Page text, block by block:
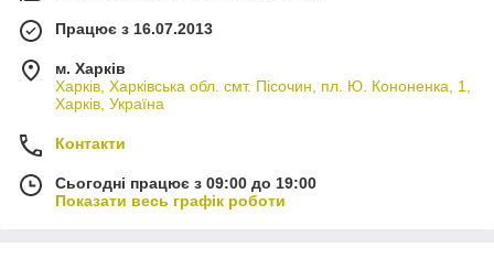
Працює з 16.07.2013
м. Харків
Харків, Харківська обл. смт. Пісочин, пл. Ю. Кононенка, 1,
Харків, Україна
Контакти
Сьогодні працює з 09:00 до 19:00
Показати весь графік роботи